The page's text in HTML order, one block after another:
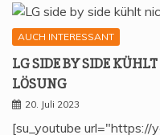
AUCH INTERESSANT
LG SIDE BY SIDE
LÖSUNG
20. Juli 2023
[su_youtube url="https://